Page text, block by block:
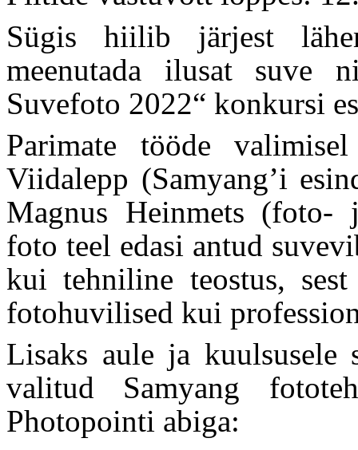
Sügis hiilib järjest
meenutada ilusat suve
Suvefoto 2022“ konkursi
Parimate tööde
Viidalepp (Samyang’i
Magnus Heinmets (foto-
foto teel edasi antud
kui tehniline teostus,
fotohuvilised kui
Lisaks aule ja kuulsusele
valitud Samyang
Photopointi abiga: